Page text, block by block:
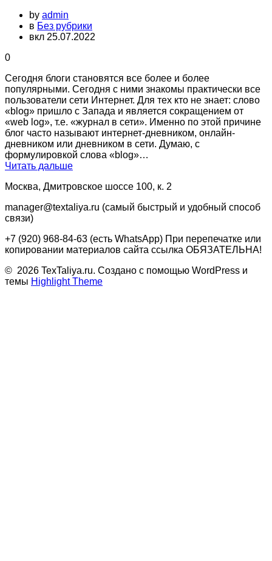
by admin
в Без рубрики
вкл 25.07.2022
0
⁠Сегодня блоги становятся все более и более
популярными. Сегодня с ними знакомы практически все
пользователи сети Интернет. Для тех кто не знает: слово
«blog» пришло с Запада и является сокращением от
«web log», т.е. «журнал в сети». Именно по этой причине
блог часто называют интернет-дневником, онлайн-
дневником или дневником в сети. Думаю, с
формулировкой слова «blog»…
Читать дальше
Москва, Дмитровское шоссе 100, к. 2
manager@textaliya.ru (самый быстрый и удобный способ
связи)
+7 (920) 968-84-63 (есть WhatsApp) При перепечатке или
копировании материалов сайта ссылка ОБЯЗАТЕЛЬНА!
© 2026 TexTaliya.ru. Создано с помощью WordPress и
темы Highlight Theme